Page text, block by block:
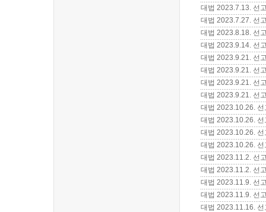
대법 2023.7.13. 선
대법 2023.7.27. 선
대법 2023.8.18. 선
대법 2023.9.14. 선
대법 2023.9.21. 선
대법 2023.9.21. 선
대법 2023.9.21. 선
대법 2023.9.21. 선
대법 2023.10.26.
대법 2023.10.26.
대법 2023.10.26.
대법 2023.10.26.
대법 2023.11.2. 선
대법 2023.11.2. 선
대법 2023.11.9. 선
대법 2023.11.9. 선
대법 2023.11.16.